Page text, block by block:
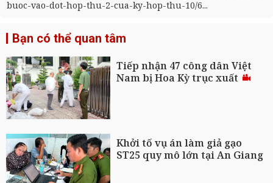
buoc-vao-dot-hop-thu-2-cua-ky-hop-thu-10/6...
Bạn có thể quan tâm
Tiếp nhận 47 công dân Việt
Nam bị Hoa Kỳ trục xuất
Khởi tố vụ án làm giả gạo
ST25 quy mô lớn tại An Giang